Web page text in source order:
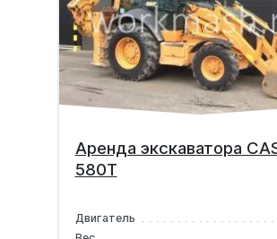
Аренда экскаватора
580T
Двигатель